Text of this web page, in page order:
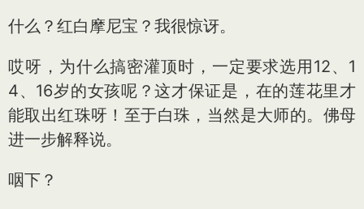
什么？红白摩尼宝？我很惊讶。
哎呀，为什么搞密灌顶时，一定要求选用12、1
4、16岁的女孩呢？这才保证是，在的莲花里才
能取出红珠呀！至于白珠，当然是大师的。佛母
进一步解释说。
咽下？